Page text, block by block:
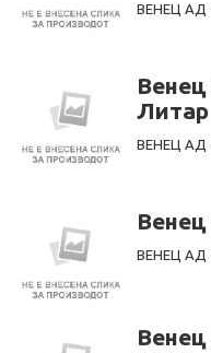
ВЕНЕЦ АД
Литар
ВЕНЕЦ АД
ВЕНЕЦ АД